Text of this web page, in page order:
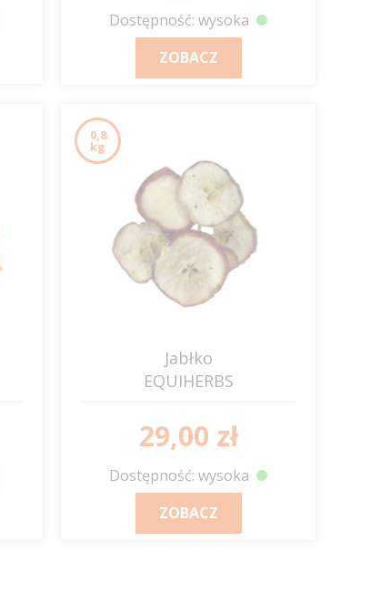
Dostępność: wysoka
ZOBACZ
0,8
kg
Jabłko
EQUIHERBS
29,00 zł
Dostępność: wysoka
ZOBACZ